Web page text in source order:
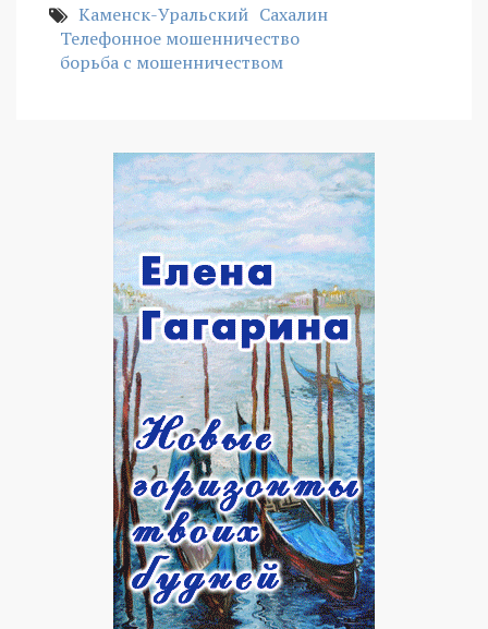
Каменск-Уральский Сахалин
Телефонное мошенничество
борьба с мошенничеством